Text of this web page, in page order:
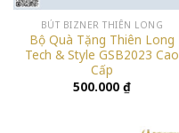
BÚT BIZNER THIÊN LONG
Bộ Quà Tặng Thiên Long
Tech & Style GSB2023 Cao
Cấp
500.000 ₫